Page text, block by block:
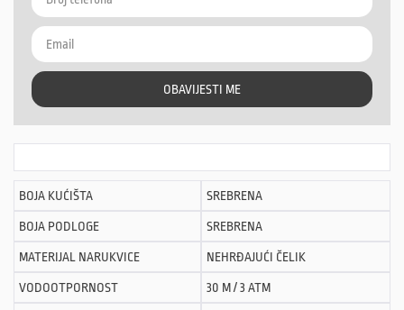
OBAVIJESTI ME
BOJA KUĆIŠTA SREBRENA
BOJA PODLOGE SREBRENA
MATERIJAL NARUKVICE NEHRĐAJUĆI ČELIK
VODOOTPORNOST 30 M / 3 ATM